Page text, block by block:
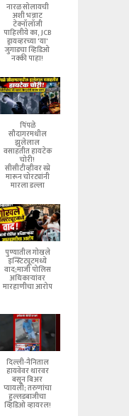
नारळ सोलायची
अशी भन्नाट
टेक्नॉलॉजी
पाहिलीये का, JCB
ड्रायव्हरच्या 'या'
जुगाडचा व्हिडिओ
नक्की पाहा!
पिंपळे
सौदागरमधील
झुलेलाल
वसाहतीत हायटेक
चोरी!
सीसीटीव्हीवर स्प्रे
मारून चोरट्यांनी
मारला डल्ला
पुण्यातील गोखले
इन्स्टिट्यूटमध्ये
वाद;माजी पोलिस
अधिकाऱ्यांवर
मारहाणीचा आरोप
दिल्ली-नैनिताल
हायवेवर थारवर
बसून बिअर
प्यायली; तरुणांचा
हुल्लडबाजीचा
व्हिडिओ व्हायरल!